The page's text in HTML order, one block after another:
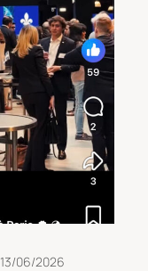
13/06/2026